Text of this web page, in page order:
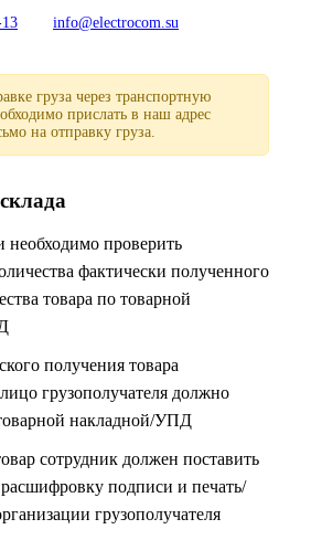
info@electrocom.su
груза через транспортную
прислать в наш адрес
на отправку груза.
проверить
фактически полученного
товара по товарной
получения товара
грузополучателя должно
накладной/УПД
сотрудник должен поставить
подписи и печать/
грузополучателя